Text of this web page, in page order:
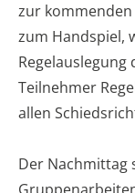
zur kommenden
zum Handspiel,
Teilnehmer
allen
Der Nachmittag